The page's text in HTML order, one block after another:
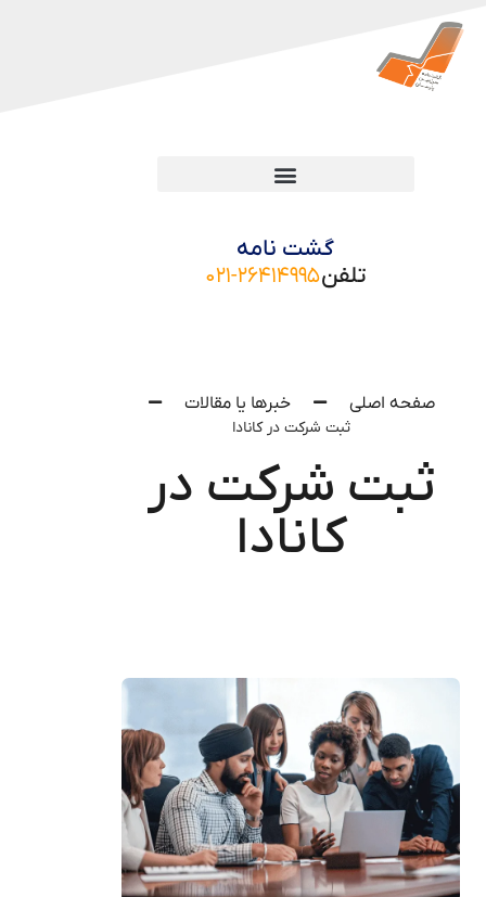
گشت نامه
تلفن۰۲۱-۲۶۴۱۴۹۹۵
صفحه اصلی خبرها یا مقالات
ثبت شرکت در کانادا
ثبت شرکت در
کانادا